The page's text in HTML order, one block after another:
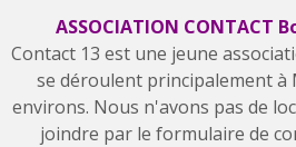
ASSOCIATION CONTACT
Contact 13 est une jeune
se déroulent principalement à
environs. Nous n'avons pas de
joindre par le formulaire de